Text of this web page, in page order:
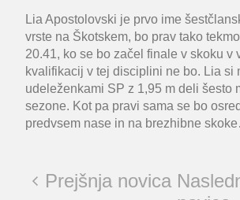
Lia Apostolovski je prvo ime
vrste na Škotskem, bo prav tako
20.41, ko se bo začel finale v skoku v
kvalifikacij v tej disciplini ne bo. Lia si
udeleženkami SP z 1,95 m deli šesto
sezone. Kot pa pravi sama se bo
predvsem nase in na brezhibne
Prejšnja novica